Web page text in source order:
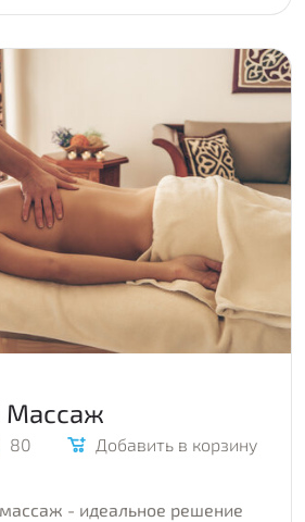
Массаж
80 Добавить в корзину
- идеальное решение